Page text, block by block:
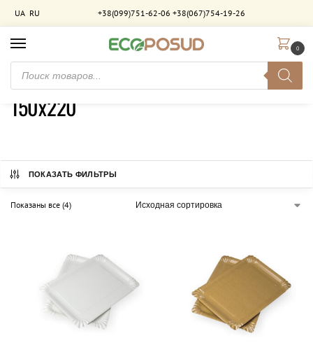
UA RU +38(099)751-62-06 +38(067)754-19-26
0
Главная / Товар Розмір
150х220
ПОКАЗАТЬ ФИЛЬТРЫ
Показаны все (4)